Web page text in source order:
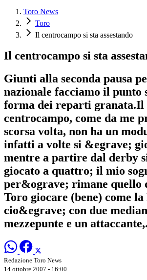
Toro News
Toro
Il centrocampo si sta assestando
Il centrocampo si sta
Giunti alla seconda pausa
nazionale facciamo il punto
forma dei reparti granata.Il
centrocampo, come da me
scorsa volta, non ha un
infatti a volte si &egrave;
mentre a partire dal derby
giocato a quattro; il mio
per&ograve; rimane quello
Toro giocare (bene) come la
cio&egrave; con due
mezzepunte e un
Redazione Toro News
14 ottobre 2007 - 16:00